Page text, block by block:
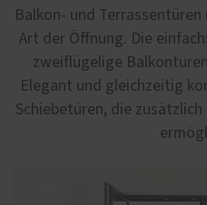
Balkon- und
Art der Öffnung. Die
zweiflügelige
Elegant und gleichzeitig
Schiebetüren, die zusätzlich